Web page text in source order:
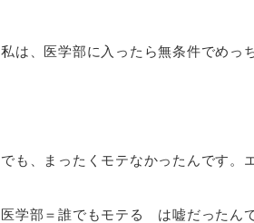
私は、医学部に入ったら無条件でめっ
でも、まったくモテなかったんです。
医学部＝誰でもモテる は嘘だったん